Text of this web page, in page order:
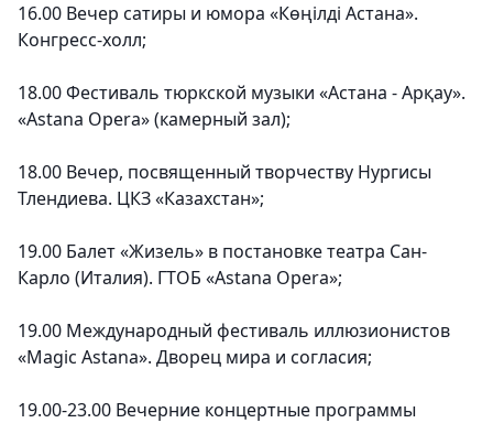
16.00 Вечер сатиры и юмора «Көңілді Астана».
Конгресс-холл;
18.00 Фестиваль тюркской музыки «Астана - Арқау».
«Astana Opera» (камерный зал);
18.00 Вечер, посвященный творчеству Нургисы
Тлендиева. ЦКЗ «Казахстан»;
19.00 Балет «Жизель» в постановке театра Сан-
Карло (Италия). ГТОБ «Astana Opera»;
19.00 Международный фестиваль иллюзионистов
«Magic Astana». Дворец мира и согласия;
19.00-23.00 Вечерние концертные программы